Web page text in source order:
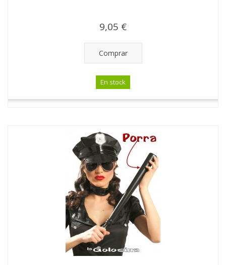
9,05 €
Comprar
En stock